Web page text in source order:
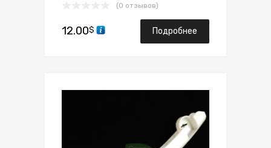
(0 отзывов)
12.00$ Подробнее